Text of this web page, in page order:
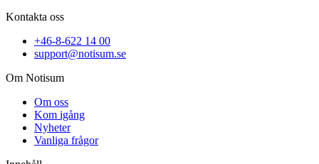
Kontakta oss
+46-8-622 14 00
support@notisum.se
Om Notisum
Om oss
Kom igång
Nyheter
Vanliga frågor